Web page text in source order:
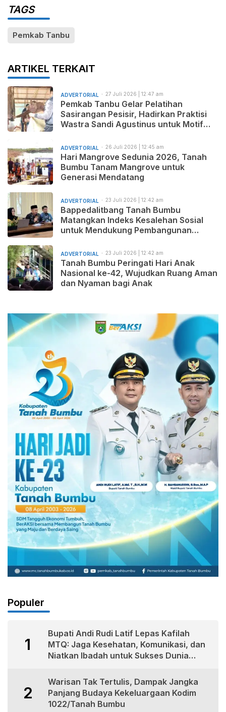
TAGS
Pemkab Tanbu
ARTIKEL TERKAIT
ADVERTORIAL 27 Juli 2026 | 12:47 am
Pemkab Tanbu Gelar Pelatihan
Sasirangan Pesisir, Hadirkan Praktisi
Wastra Sandi Agustinus untuk Motif
ADVERTORIAL 26 Juli 2026 | 12:45 am
Hari Mangrove Sedunia 2026, Tanah
Bumbu Tanam Mangrove untuk
Generasi Mendatang
ADVERTORIAL 23 Juli 2026 | 12:42 am
Bappedalitbang Tanah Bumbu
Matangkan Indeks Kesalehan Sosial
untuk Mendukung Pembangunan
Beradab
ADVERTORIAL 23 Juli 2026 | 12:42 am
Tanah Bumbu Peringati Hari Anak
Nasional ke-42, Wujudkan Ruang Aman
dan Nyaman bagi Anak
Populer
1
Bupati Andi Rudi Latif Lepas Kafilah
MTQ: Jaga Kesehatan, Komunikasi, dan
Niatkan Ibadah untuk Sukses Dunia
2
Warisan Tak Tertulis, Dampak Jangka
Panjang Budaya Kekeluargaan Kodim
1022/Tanah Bumbu